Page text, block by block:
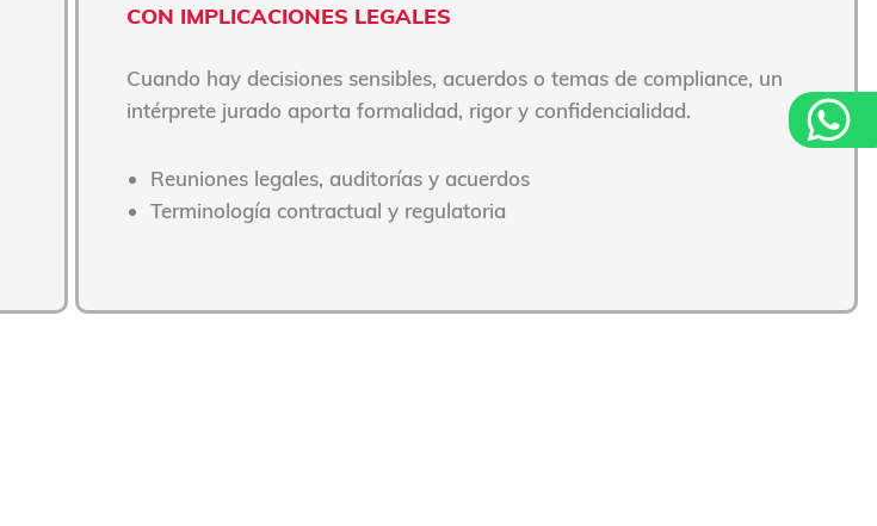
CON IMPLICACIONES LEGALES
Cuando hay decisiones sensibles, acuerdos o temas de compliance, un
intérprete jurado aporta formalidad, rigor y confidencialidad.
Reuniones legales, auditorías y acuerdos
Terminología contractual y regulatoria